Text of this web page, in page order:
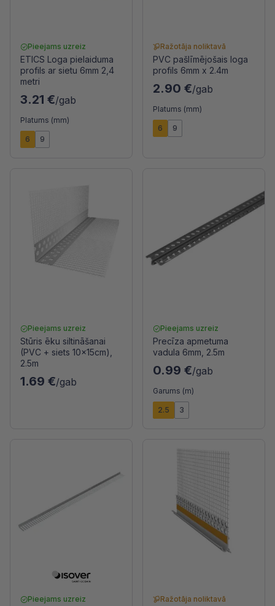
Pieejams uzreiz
ETICS Loga pielaiduma
profils ar sietu 6mm 2,4
metri
3.21 €/gab
Platums (mm)
6 9
Ražotāja noliktavā
PVC pašlīmējošais loga
profils 6mm x 2.4m
2.90 €/gab
Platums (mm)
6 9
Pieejams uzreiz
Stūris ēku siltināšanai
(PVC + siets 10x15cm),
2.5m
1.69 €/gab
Pieejams uzreiz
Precīza apmetuma
vadula 6mm, 2.5m
0.99 €/gab
Garums (m)
2.5 3
Pieejams uzreiz Ražotāja noliktavā